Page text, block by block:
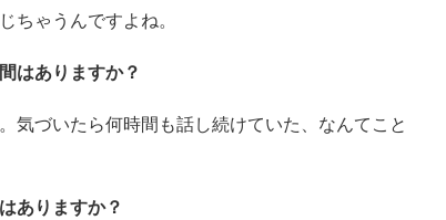
ちゃうんですよね。
はありますか？
気づいたら何時間も話し続けていた、なんてこと
ありますか？